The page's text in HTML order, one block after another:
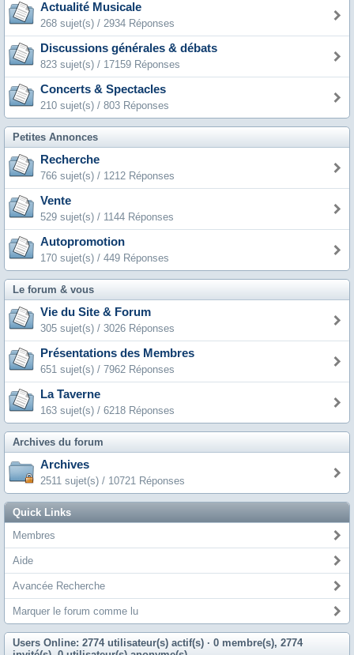
Actualité Musicale
268 sujet(s) / 2934 Réponses
Discussions générales & débats
823 sujet(s) / 17159 Réponses
Concerts & Spectacles
210 sujet(s) / 803 Réponses
Petites Annonces
Recherche
766 sujet(s) / 1212 Réponses
Vente
529 sujet(s) / 1144 Réponses
Autopromotion
170 sujet(s) / 449 Réponses
Le forum & vous
Vie du Site & Forum
305 sujet(s) / 3026 Réponses
Présentations des Membres
651 sujet(s) / 7962 Réponses
La Taverne
163 sujet(s) / 6218 Réponses
Archives du forum
Archives
2511 sujet(s) / 10721 Réponses
Quick Links
Membres
Aide
Avancée Recherche
Marquer le forum comme lu
Users Online: 2774 utilisateur(s) actif(s) · 0 membre(s), 2774